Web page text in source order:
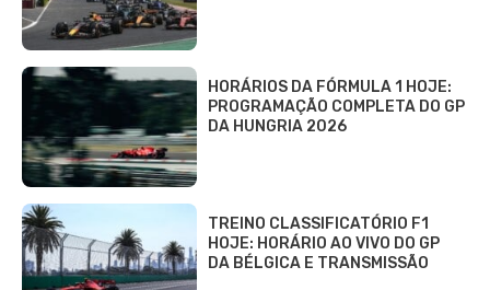
HORÁRIOS DA FÓRMULA 1 HOJE:
PROGRAMAÇÃO COMPLETA DO GP
DA HUNGRIA 2026
TREINO CLASSIFICATÓRIO F1
HOJE: HORÁRIO AO VIVO DO GP
DA BÉLGICA E TRANSMISSÃO